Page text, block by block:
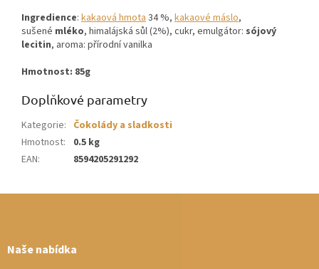
Ingredience: kakaová hmota 34 %, kakaové máslo,
sušené mléko, himalájská sůl (2%), cukr, emulgátor: sójový
lecitin, aroma: přírodní vanilka
Hmotnost: 85g
Doplňkové parametry
Kategorie: Čokolády a sladkosti
Hmotnost:
0.5 kg
EAN: 8594205291292
Naše nabídka